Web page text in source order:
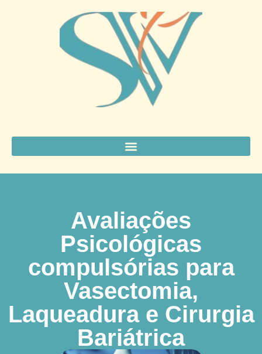
Avaliações
Psicológicas
compulsórias para
Vasectomia,
Laqueadura e Cirurgia
Bariátrica